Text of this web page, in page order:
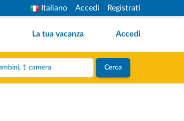
Italiano Accedi Registrati
La tua vacanza Accedi
2 adulti, 0 bambini, 1 camera Cerca